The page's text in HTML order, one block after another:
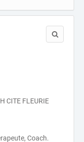
CITE FLEURIE
Coach.